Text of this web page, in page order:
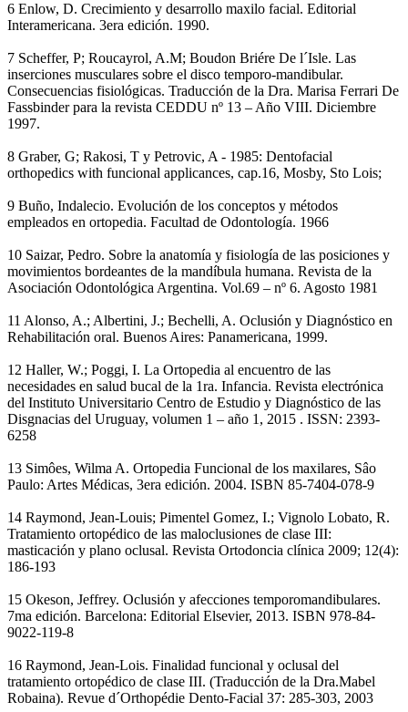
6 Enlow, D. Crecimiento y desarrollo maxilo facial. Editorial
Interamericana. 3era edición. 1990.
7 Scheffer, P; Roucayrol, A.M; Boudon Briére De l´Isle. Las
inserciones musculares sobre el disco temporo-mandibular.
Consecuencias fisiológicas. Traducción de la Dra. Marisa Ferrari De
Fassbinder para la revista CEDDU nº 13 – Año VIII. Diciembre
1997.
8 Graber, G; Rakosi, T y Petrovic, A - 1985: Dentofacial
orthopedics with funcional applicances, cap.16, Mosby, Sto Lois;
9 Buño, Indalecio. Evolución de los conceptos y métodos
empleados en ortopedia. Facultad de Odontología. 1966
10 Saizar, Pedro. Sobre la anatomía y fisiología de las posiciones y
movimientos bordeantes de la mandíbula humana. Revista de la
Asociación Odontológica Argentina. Vol.69 – nº 6. Agosto 1981
11 Alonso, A.; Albertini, J.; Bechelli, A. Oclusión y Diagnóstico en
Rehabilitación oral. Buenos Aires: Panamericana, 1999.
12 Haller, W.; Poggi, I. La Ortopedia al encuentro de las
necesidades en salud bucal de la 1ra. Infancia. Revista electrónica
del Instituto Universitario Centro de Estudio y Diagnóstico de las
Disgnacias del Uruguay, volumen 1 – año 1, 2015 . ISSN: 2393-
6258
13 Simôes, Wilma A. Ortopedia Funcional de los maxilares, Sâo
Paulo: Artes Médicas, 3era edición. 2004. ISBN 85-7404-078-9
14 Raymond, Jean-Louis; Pimentel Gomez, I.; Vignolo Lobato, R.
Tratamiento ortopédico de las maloclusiones de clase III:
masticación y plano oclusal. Revista Ortodoncia clínica 2009; 12(4):
186-193
15 Okeson, Jeffrey. Oclusión y afecciones temporomandibulares.
7ma edición. Barcelona: Editorial Elsevier, 2013. ISBN 978-84-
9022-119-8
16 Raymond, Jean-Lois. Finalidad funcional y oclusal del
tratamiento ortopédico de clase III. (Traducción de la Dra.Mabel
Robaina). Revue d´Orthopédie Dento-Facial 37: 285-303, 2003